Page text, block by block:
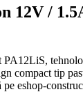
12V /
compact tip
eshop-